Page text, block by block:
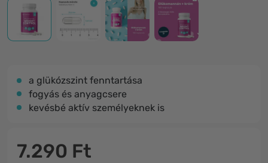
a glükózszint fenntartása
fogyás és anyagcsere
kevésbé aktív személyeknek is
7.290 Ft